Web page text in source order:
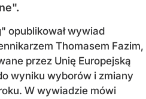
opublikował wywiad
Thomasem Fazim,
przez Unię Europejską
wyniku wyborów i zmiany
W wywiadzie mówi